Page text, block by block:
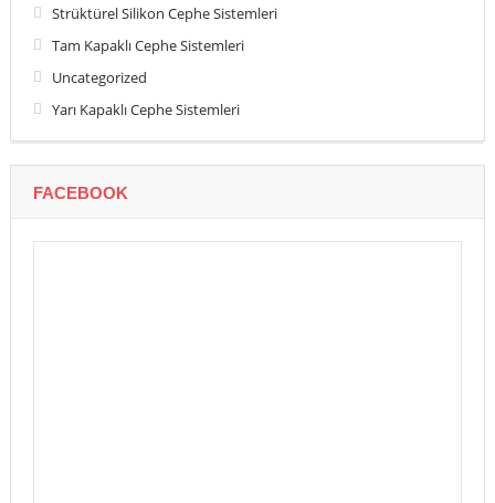
Strüktürel Silikon Cephe Sistemleri
Tam Kapaklı Cephe Sistemleri
Uncategorized
Yarı Kapaklı Cephe Sistemleri
FACEBOOK